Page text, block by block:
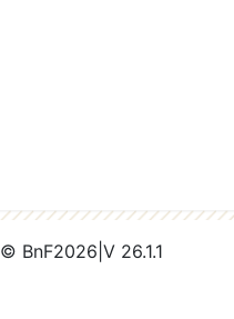
© BnF2026 V 26.1.1